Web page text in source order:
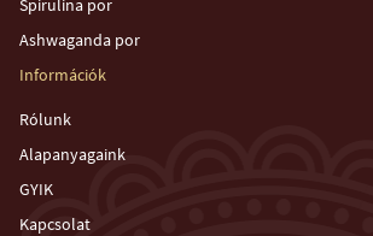
Spirulina por
Ashwaganda por
Információk
Rólunk
Alapanyagaink
GYIK
Kapcsolat